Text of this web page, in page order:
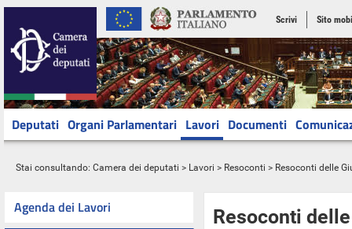
Scrivi Sito
Deputati Organi Parlamentari Lavori Documenti
Stai consultando: Camera dei deputati > Lavori > Resoconti > Resoconti delle
Agenda dei Lavori
Resoconti